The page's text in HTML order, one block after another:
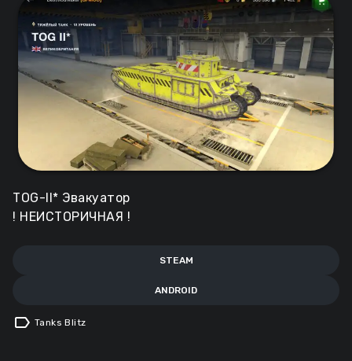
TOG-II* Эвакуатор
! НЕИСТОРИЧНАЯ !
STEAM
ANDROID
label Tanks Blitz